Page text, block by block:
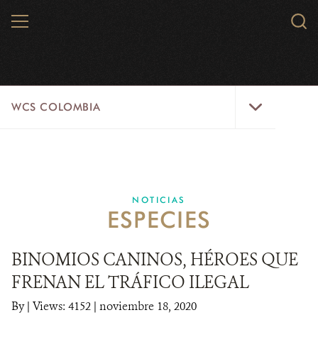
MENU
WCS COLOMBIA
EJES ESTRATÉGICOS
LÍNEAS DE ACCIÓN
MICROSITIOS
NOTICIAS
ESPECIES
BINOMIOS CANINOS, HÉROES QUE
FRENAN EL TRÁFICO ILEGAL
By| Views: 4152 | noviembre 18, 2020